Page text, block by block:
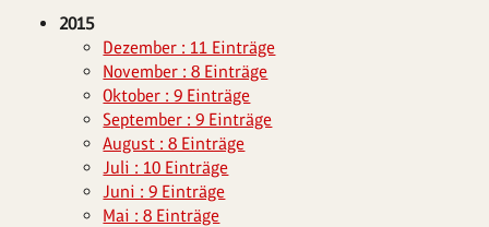
2015
Dezember : 11 Einträge
November : 8 Einträge
Oktober : 9 Einträge
September : 9 Einträge
August : 8 Einträge
Juli : 10 Einträge
Juni : 9 Einträge
Mai : 8 Einträge